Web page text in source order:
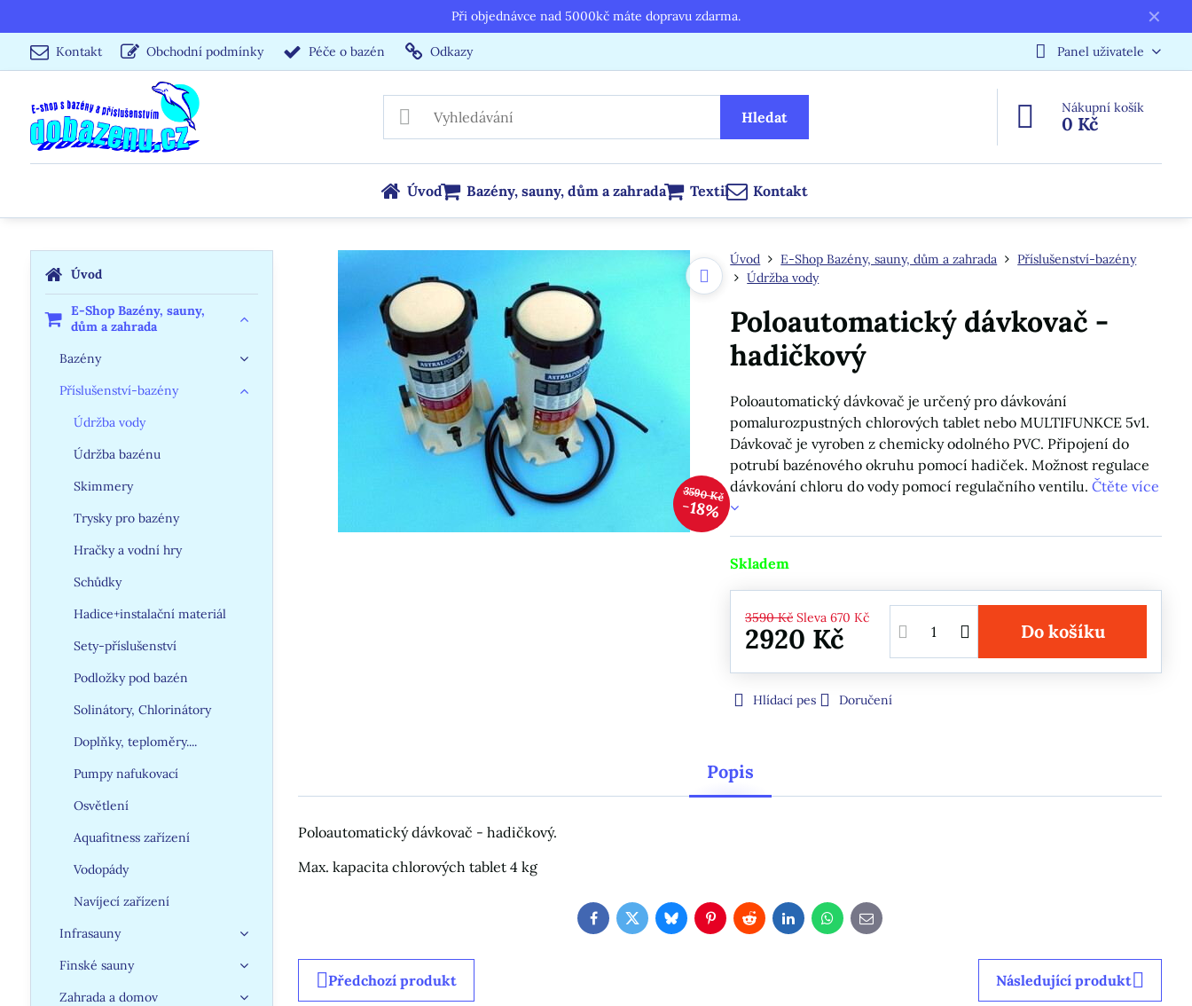
✕
Při objednávce nad 5000kč máte dopravu zdarma.
Kontakt Obchodní podmínky Péče o bazén Odkazy Panel uživatele
Hledat
Nákupní košík
0 Kč
Úvod Bazény, sauny, dům a zahrada Textil Kontakt
3590 Kč
18%
Úvod E-Shop Bazény, sauny, dům a zahrada
Příslušenství-bazény
Údržba vody
Poloautomatický dávkovač -
hadičkový
Poloautomatický dávkovač je určený pro dávkování
pomalurozpustných chlorových tablet nebo MULTIFUNKCE 5v1.
Dávkovač je vyroben z chemicky odolného PVC. Připojení do
potrubí bazénového okruhu pomocí hadiček. Možnost regulace
dávkování chloru do vody pomocí regulačního ventilu.Čtěte více
Skladem
3590 Kč Sleva 670 Kč
2920 Kč Do košíku
Hlídací pes Doručení
Popis
Poloautomatický dávkovač - hadičkový.
Max. kapacita chlorových tablet 4 kg
FacebookTwitterBlueskyPinterestRedditLinkedInWhatsApp
E-
mail
Předchozí produkt Následující produkt
Úvod
E-Shop Bazény, sauny,
dům a zahrada
Bazény
Příslušenství-bazény
Údržba vody
Údržba bazénu
Skimmery
Trysky pro bazény
Hračky a vodní hry
Schůdky
Hadice+instalační materiál
Sety-příslušenství
Podložky pod bazén
Solinátory, Chlorinátory
Doplňky, teploměry....
Pumpy nafukovací
Osvětlení
Aquafitness zařízení
Vodopády
Navíjecí zařízení
Infrasauny
Finské sauny
Zahrada a domov